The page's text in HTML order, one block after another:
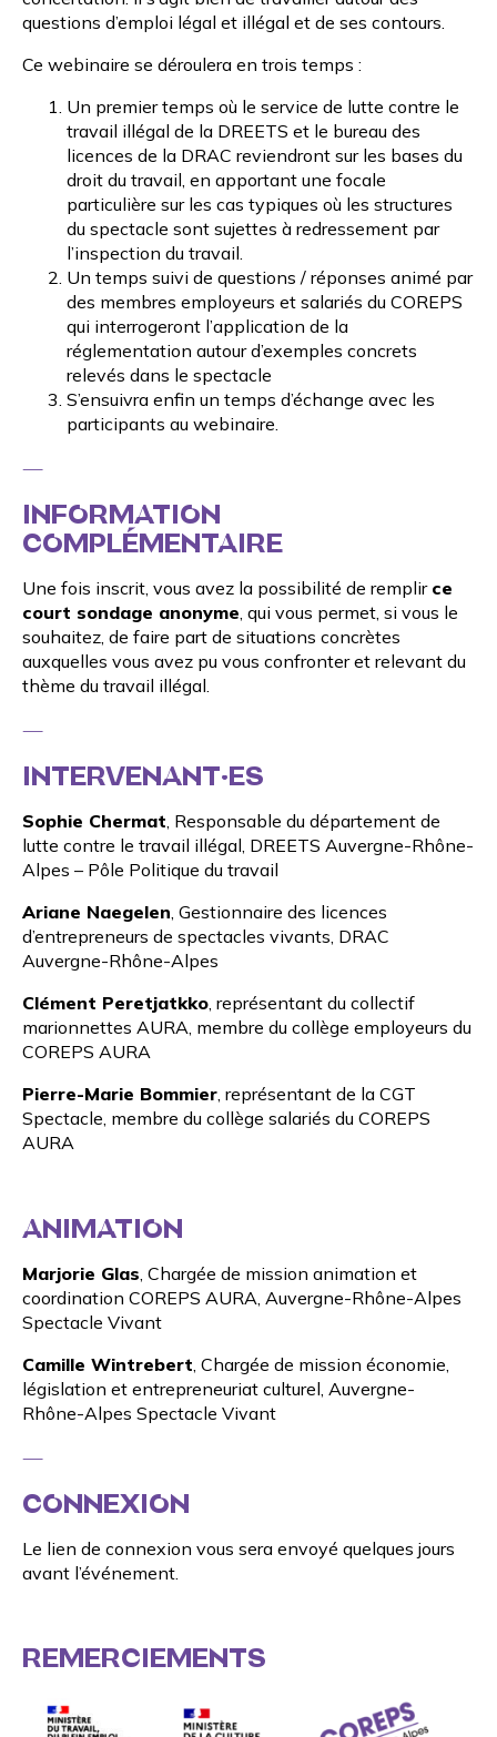
questions d’emploi légal et illégal et de ses contours.
Ce webinaire se déroulera en trois temps :
Un premier temps où le service de lutte contre le
travail illégal de la DREETS et le bureau des
licences de la DRAC reviendront sur les bases du
droit du travail, en apportant une focale
particulière sur les cas typiques où les structures
du spectacle sont sujettes à redressement par
l’inspection du travail.
Un temps suivi de questions / réponses animé par
des membres employeurs et salariés du COREPS
qui interrogeront l’application de la
réglementation autour d’exemples concrets
relevés dans le spectacle
S’ensuivra enfin un temps d’échange avec les
participants au webinaire.
—
INFORMATION
COMPLÉMENTAIRE
Une fois inscrit, vous avez la possibilité de remplir ce
court sondage anonyme , qui vous permet, si vous le
souhaitez, de faire part de situations concrètes
auxquelles vous avez pu vous confronter et relevant du
thème du travail illégal.
—
INTERVENANT·ES
Sophie Chermat , Responsable du département de
lutte contre le travail illégal, DREETS Auvergne-Rhône-
Alpes – Pôle Politique du travail
Ariane Naegelen , Gestionnaire des licences
d’entrepreneurs de spectacles vivants, DRAC
Auvergne-Rhône-Alpes
Clément Peretjatkko , représentant du collectif
marionnettes AURA , membre du collège employeurs du
COREPS AURA
Pierre-Marie Bommier , représentant de la CGT
Spectacle , membre du collège salariés du COREPS
AURA
ANIMATION
Marjorie Glas , Chargée de mission animation et
coordination COREPS AURA, Auvergne-Rhône-Alpes
Spectacle Vivant
Camille Wintrebert , Chargée de mission économie,
législation et entrepreneuriat culturel, Auvergne-
Rhône-Alpes Spectacle Vivant
—
CONNEXION
Le lien de connexion vous sera envoyé quelques jours
avant l’événement.
REMERCIEMENTS